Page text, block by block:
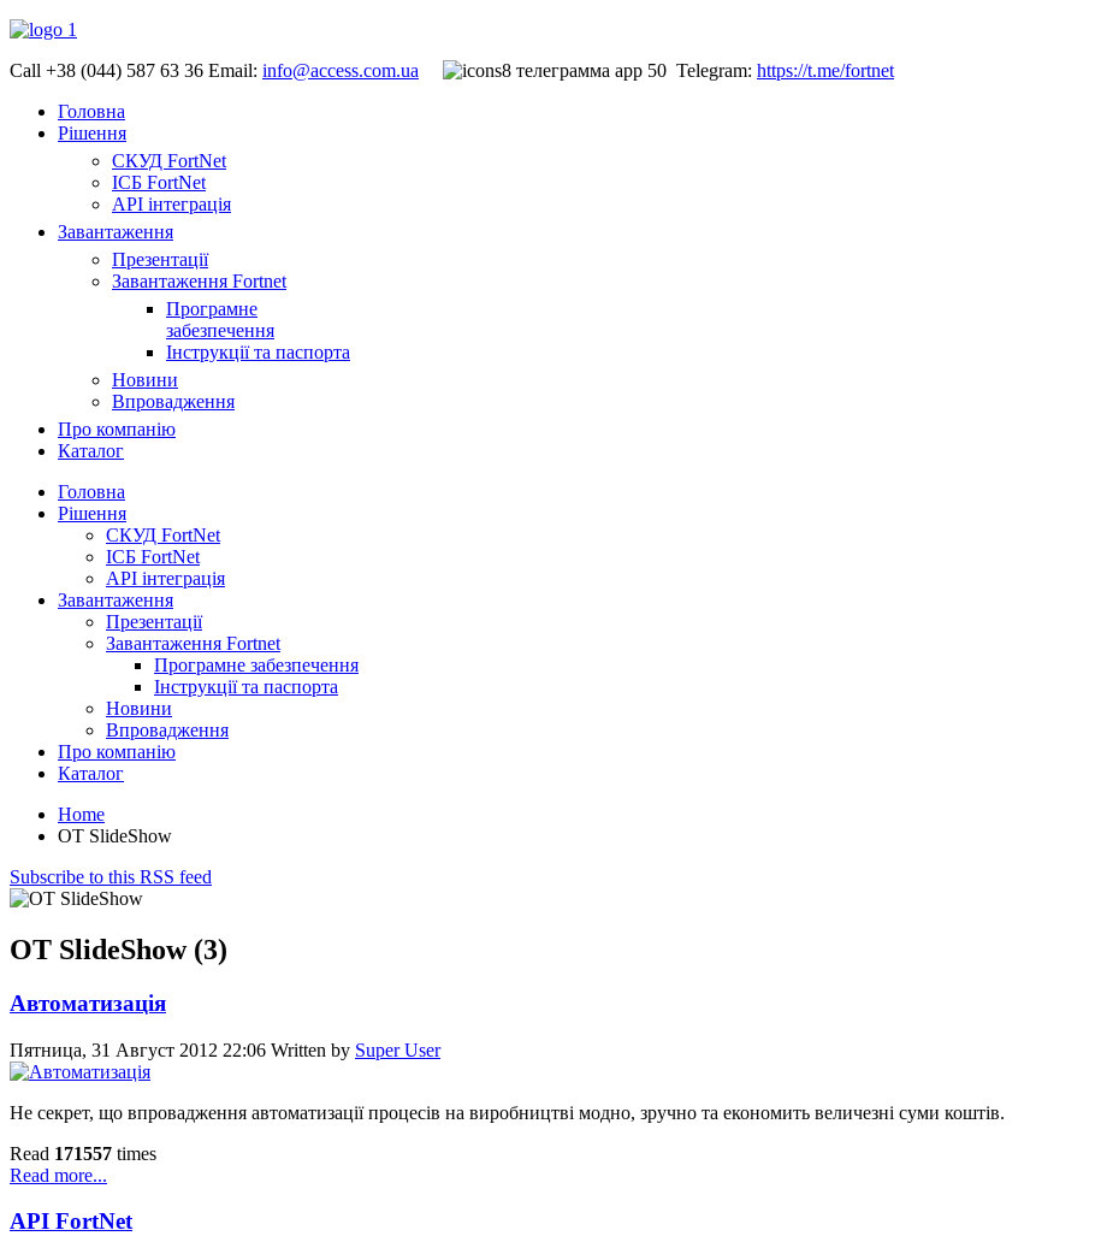
Call +38 (044) 587 63 36 Email: info@access.com.ua Telegram: https://t.me/fortnet
Головна
Рішення
СКУД FortNet
ІСБ FortNet
API інтеграція
Завантаження
Презентації
Завантаження Fortnet
Програмне
забезпечення
Інструкції та паспорта
Новини
Впровадження
Про компанію
Каталог
Головна
Рішення
СКУД FortNet
ІСБ FortNet
API інтеграція
Завантаження
Презентації
Завантаження Fortnet
Програмне забезпечення
Інструкції та паспорта
Новини
Впровадження
Про компанію
Каталог
Home
OT SlideShow
Subscribe to this RSS feed
OT SlideShow (3)
Автоматизація
Пятница, 31 Август 2012 22:06 Written by Super User
Не секрет, що впровадження автоматизації процесів на виробництві модно, зручно та економить величезні суми коштів.
Read 171557 times
Read more...
API FortNet